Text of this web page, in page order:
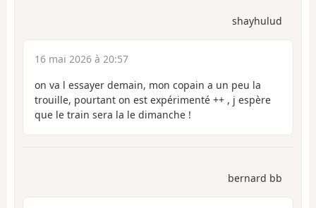
shayhulud
16 mai 2026 à 20:57
on va l essayer demain, mon copain a un peu la
trouille, pourtant on est expérimenté ++ , j espère
que le train sera la le dimanche !
bernard bb